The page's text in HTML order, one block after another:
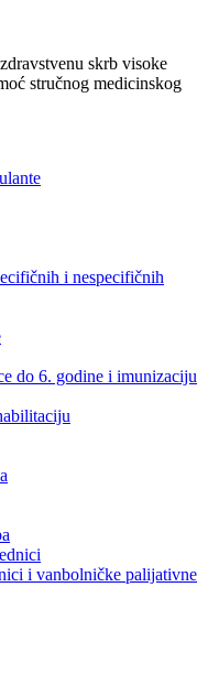
skrb visoke
stručnog medicinskog
i nespecifičnih
do 6. godine i imunizaciju
i vanbolničke palijativne